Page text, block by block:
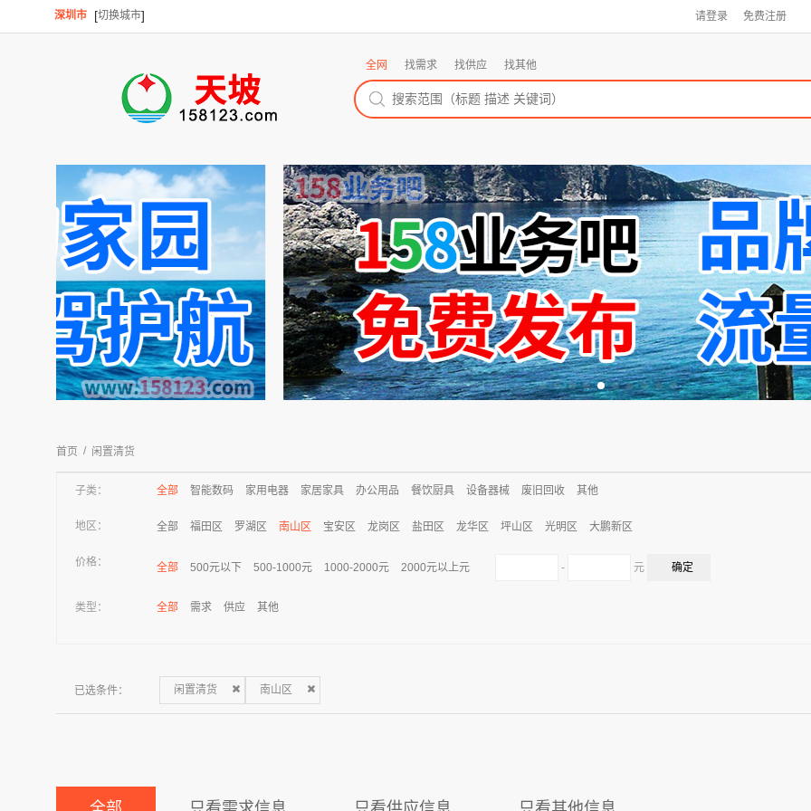
深圳市 [切换城市] 请登录 免费注册
全网 找需求 找供应 找其他
首页 / 闲置清货
子类： 全部 智能数码 家用电器 家居家具 办公用品 餐饮厨具 设备器械 废旧回收 其他
地区： 全部 福田区 罗湖区 南山区 宝安区 龙岗区 盐田区 龙华区 坪山区 光明区 大鹏新区
价格： 全部 500元以下 500-1000元 1000-2000元 2000元以上元 - 元
类型： 全部 需求 供应 其他
已选条件： 闲置清货 南山区